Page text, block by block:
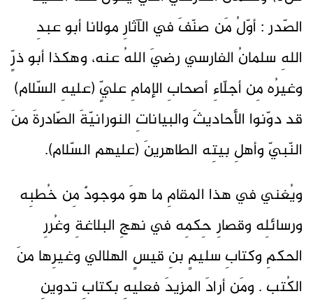
الصّدر : أوّلُ مَن صنّفَ في الآثارِ مولانا أبو عبدِ
اللهِ سلمانُ الفارسي رضيَ اللهُ عنه، وهكذا أبو ذرٍّ
وغيرُه مِن أجلّاءِ أصحابِ الإمامِ عليٍّ (عليهِ السّلام)
قد دوّنوا الأحاديثَ والبياناتِ النورانيّةَ الصّادرةَ منَ
النّبيّ وأهلِ بيتِه الطاهرينَ (عليهم السّلام).
ويُغني في هذا المقامِ ما هوَ موجودٌ مِن خُطبِه
ورسائلِه وقصارِ حِكمِه في نهجِ البلاغةِ وغُررِ
الحكمِ وكتابِ سليمٍ بنِ قيسٍ الهلالي وغيرِها منَ
الكُتب . ومَن أرادَ المزيدَ فعليهِ بكتابِ تدوينِ